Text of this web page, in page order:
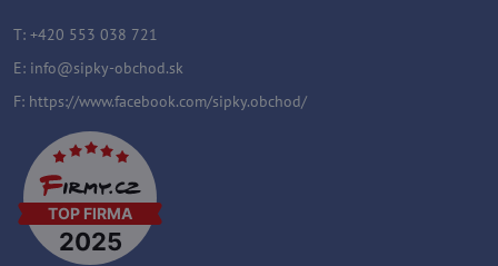
T: +420 553 038 721
E: info@sipky-obchod.sk
F: https://www.facebook.com/sipky.obchod/